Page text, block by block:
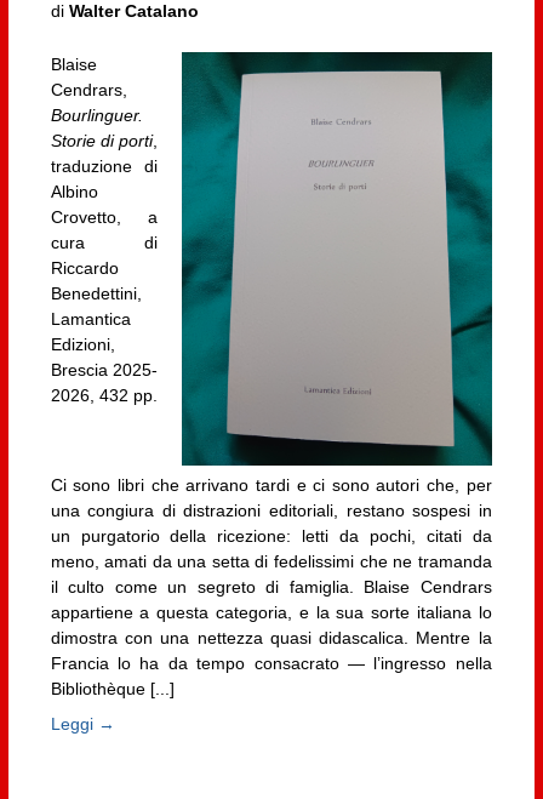
di Walter Catalano
Blaise
Cendrars,
Bourlinguer.
Storie di porti,
traduzione di
Albino
Crovetto, a
cura di
Riccardo
Benedettini,
Lamantica
Edizioni,
Brescia 2025-
2026, 432 pp.
Ci sono libri che arrivano tardi e ci sono autori che, per
una congiura di distrazioni editoriali, restano sospesi in
un purgatorio della ricezione: letti da pochi, citati da
meno, amati da una setta di fedelissimi che ne tramanda
il culto come un segreto di famiglia. Blaise Cendrars
appartiene a questa categoria, e la sua sorte italiana lo
dimostra con una nettezza quasi didascalica. Mentre la
Francia lo ha da tempo consacrato — l’ingresso nella
Bibliothèque [...]
Leggi →